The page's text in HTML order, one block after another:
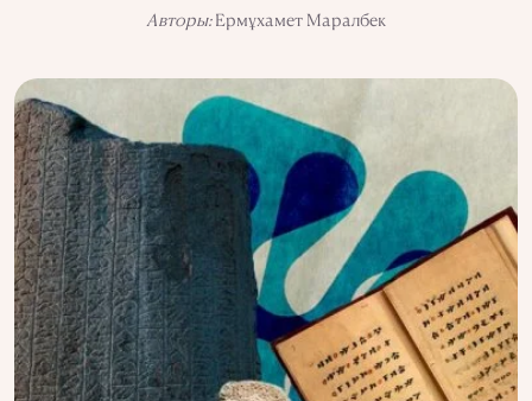
АҚПАРАТТЫ ПАЙДАЛАНУ
QALAM-ДАҒЫ ЖАРНАМА
БІЗДІҢ АВТОРЛАР
Авторы:Ермұхамет Маралбек